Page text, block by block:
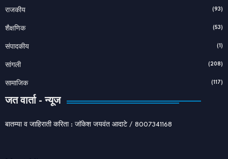
राजकीय (93)
शैक्षणिक (53)
संपादकीय (1)
सांगली (208)
सामाजिक (117)
जत वार्ता - न्यूज
बातम्या व जाहिराती करिता : जॉकेश जयवंत आदाटे / 8007341168